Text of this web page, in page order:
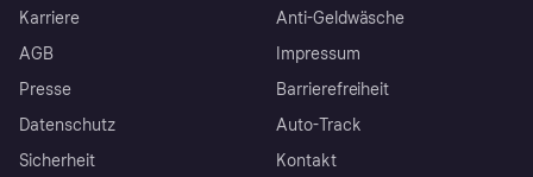
Karriere
AGB
Presse
Datenschutz
Sicherheit
Anti-Geldwäsche
Impressum
Barrierefreiheit
Auto-Track
Kontakt